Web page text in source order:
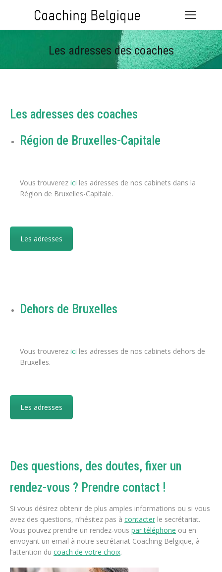
Les adresses des coaches
Vous êtes ici :
Les adresses des coaches
Région de Bruxelles-Capitale
Vous trouverez ici les adresses de nos cabinets dans la
Région de Bruxelles-Capitale.
Les adresses
Dehors de Bruxelles
Vous trouverez ici les adresses de nos cabinets dehors de
Bruxelles.
Les adresses
Des questions, des doutes, fixer un
rendez-vous ? Prendre contact !
Si vous désirez obtenir de plus amples informations ou si vous
avez des questions, n’hésitez pas à contacter le secrétariat.
Vous pouvez prendre un rendez-vous par téléphone ou en
envoyant un email à notre secrétariat Coaching Belgique, à
l’attention du coach de votre choix.